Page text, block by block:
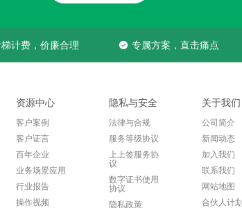
梯计费，价廉合理 专属方案，直击痛点
资源中心
客户案例
客户证言
百年企业
业务场景应用
行业报告
操作视频
隐私与安全
法律与合规
服务等级协议
上上签服务协
议
数字证书使用
协议
隐私政策
关于我们
公司简介
新闻动态
加入我们
联系我们
网站地图
合伙人计划